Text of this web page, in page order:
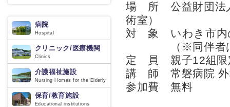
場 所 公益財団法
術室）
対 象 いわき市内
（※同伴者は1
定 員 親子12組限
講 師 常磐病院 外
参加費 無料
病院
Hospital
クリニック/医療機関
Clinics
介護福祉施設
Nursing Homes for the Elderly
保育/教育施設
Educational institutions